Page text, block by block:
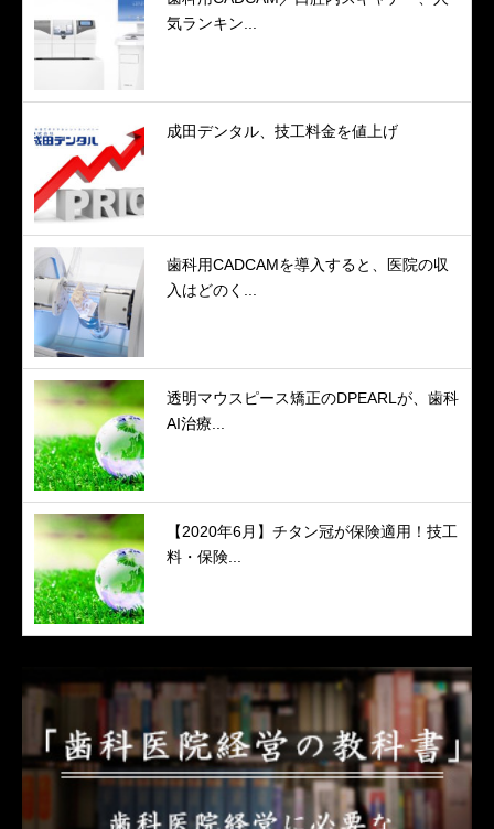
気ランキン...
成田デンタル、技工料金を値上げ
歯科用CADCAMを導入すると、医院の収
入はどのく...
透明マウスピース矯正のDPEARLが、歯科
AI治療...
【2020年6月】チタン冠が保険適用！技工
料・保険...